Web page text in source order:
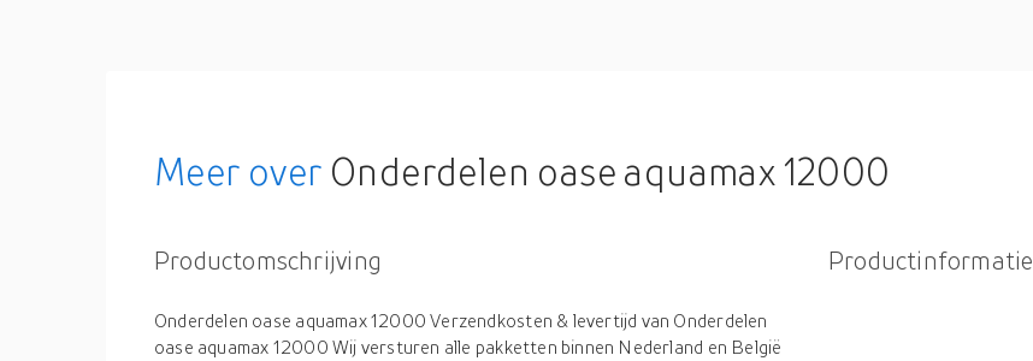
Meer over Onderdelen oase aquamax 12000
Productomschrijving
Onderdelen oase aquamax 12000 Verzendkosten & levertijd van Onderdelen
oase aquamax 12000 Wij versturen alle pakketten binnen Nederland en België
Productinformatie